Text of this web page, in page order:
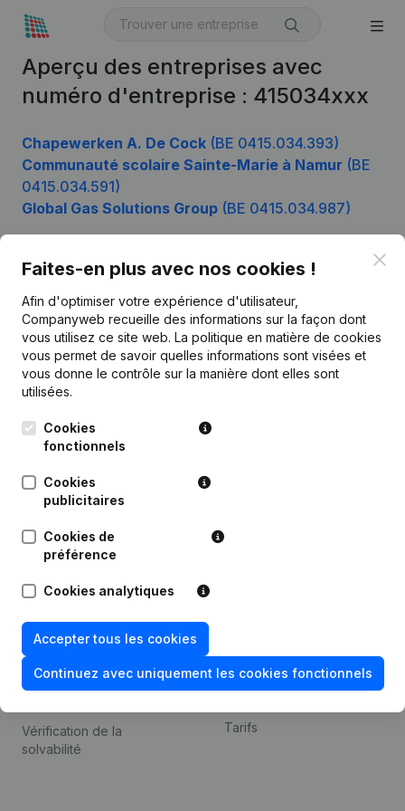
Aperçu des entreprises avec
numéro d'entreprise : 415034xxx
Chapewerken A. De Cock (BE 0415.034.393)
Communauté scolaire Sainte-Marie à Namur (BE
0415.034.591)
Global Gas Solutions Group (BE 0415.034.987)
Faites-en plus avec nos cookies !
Afin d'optimiser votre expérience d'utilisateur,
Companyweb recueille des informations sur la façon dont
vous utilisez ce site web. La politique en matière de cookies
vous permet de savoir quelles informations sont visées et
vous donne le contrôle sur la manière dont elles sont
utilisées.
Cookies
fonctionnels
Cookies
publicitaires
Cookies de
préférence
Cookies analytiques
Accepter tous les cookies
Continuez avec uniquement les cookies fonctionnels
Français
Leuvensesteenweg
248D,
Produit
Informations d’entreprise
Monitoring
Recherche internationale
Thème
de la fraude
Consulter des comptes
annuels
Recherche de numéro de
Vérification de la
solvabilité
Contact
Tarifs